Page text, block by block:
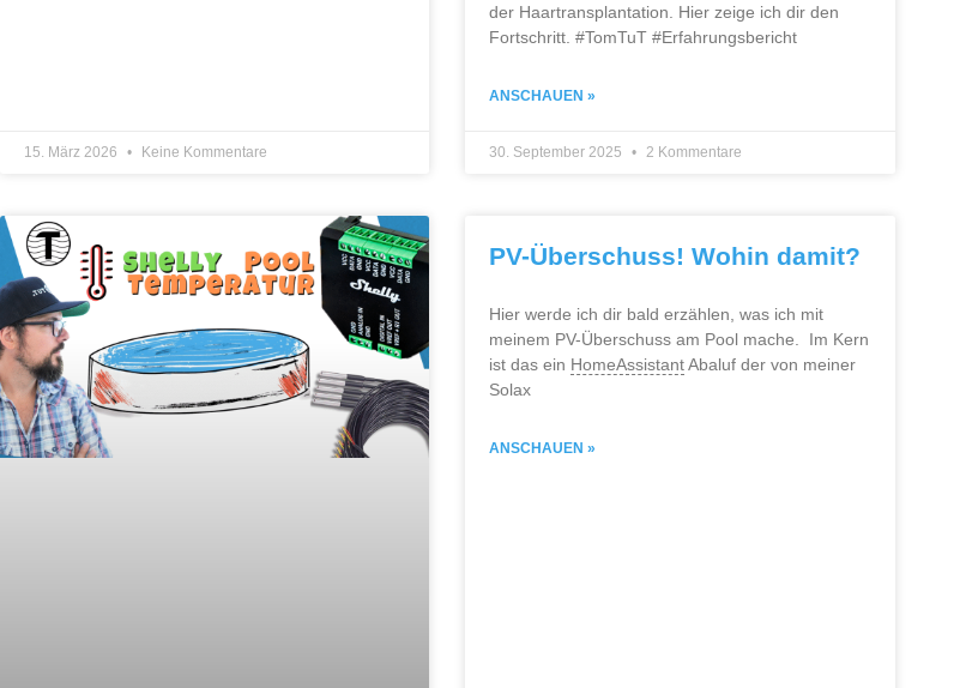
15. März 2026 Keine Kommentare
der Haartransplantation. Hier zeige ich dir den
Fortschritt. #TomTuT #Erfahrungsbericht
ANSCHAUEN »
30. September 2025 2 Kommentare
PV-Überschuss! Wohin damit?
Hier werde ich dir bald erzählen, was ich mit
meinem PV-Überschuss am Pool mache. Im Kern
ist das ein HomeAssistantAbaluf der von meiner
Solax
ANSCHAUEN »